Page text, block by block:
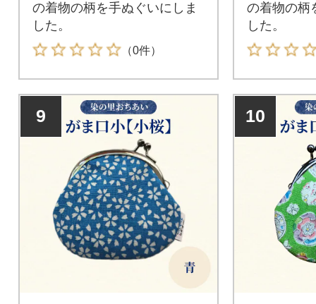
の着物の柄を手ぬぐいにしま
した。
（0件）
の着物の柄
した。
9 10